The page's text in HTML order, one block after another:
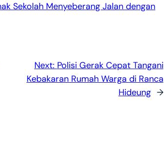
Sekolah Menyeberang Jalan dengan
Next: Polisi Gerak Cepat Tangani
Kebakaran Rumah Warga di Ranca
Hideung →